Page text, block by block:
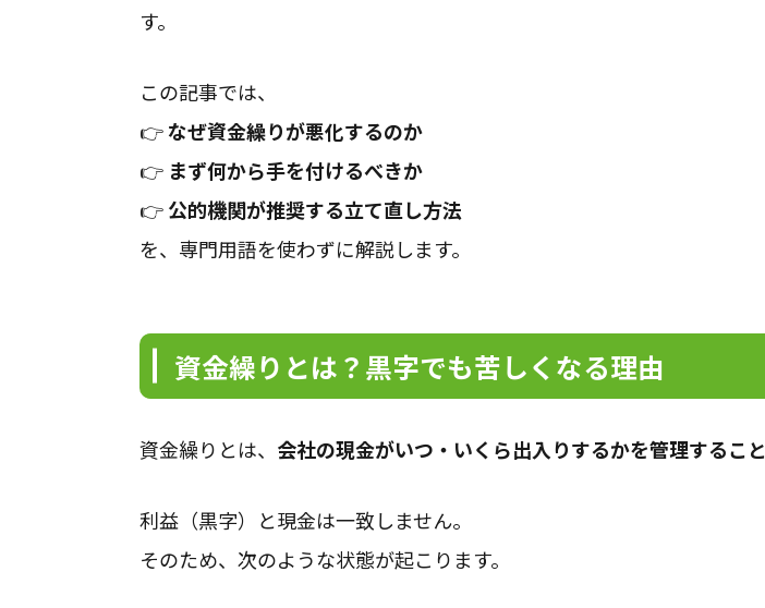
す。
この記事では、
👉なぜ資金繰りが悪化するのか
👉 まず何から手を付けるべきか
👉公的機関が推奨する立て直し方法
を、専門用語を使わずに解説します。
資金繰りとは？黒字でも苦しくなる理由
資金繰りとは、 会社の現金がいつ・いくら出入りするかを管理すること
利益（黒字）と現金は一致しません。
そのため、次のような状態が起こります。